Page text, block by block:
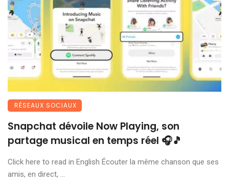
RÉSEAUX SOCIAUX
Snapchat dévoile Now Playing, son
partage musical en temps réel 🎧🎵
Click here to read in English Écouter la même chanson que ses
amis, en direct, ...